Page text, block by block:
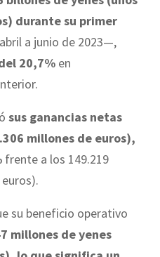
durante su primer
a junio de 2023—,
20,7% en
sus ganancias netas
millones de euros),
frente a los 149.219
su beneficio operativo
millones de yenes